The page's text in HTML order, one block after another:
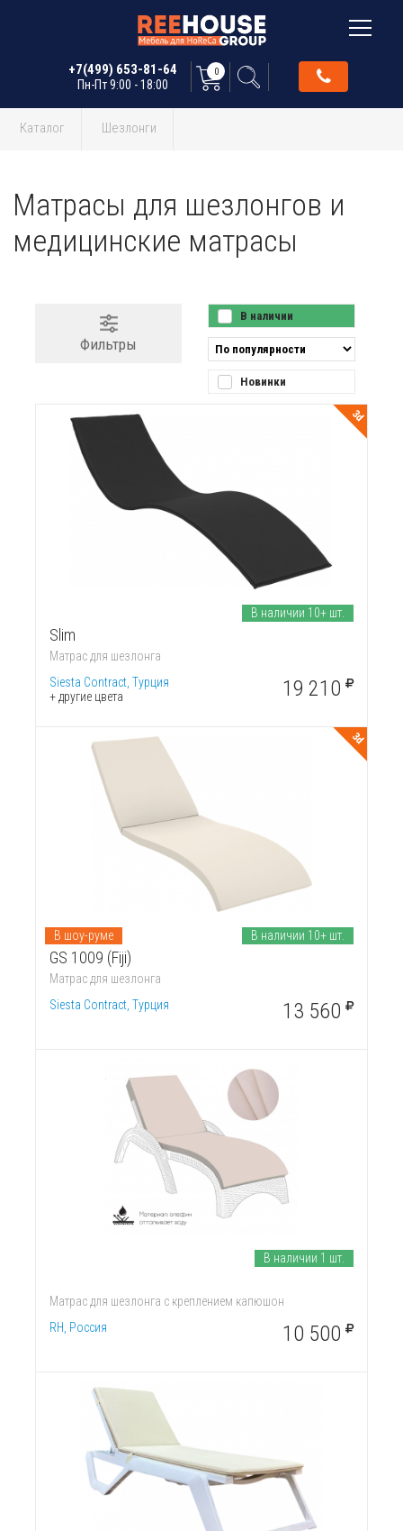
+7(499) 653-81-64
Пн-Пт 9:00 - 18:00
0
Каталог Шезлонги
Матрасы для шезлонгов и
медицинские матрасы
Фильтры
В наличии
Новинки
3d
Slim
Матрас для шезлонга
Siesta Contract, Турция
+ другие цвета
В наличии 10+ шт.
19 210
3d
GS 1009 (Fiji)
Матрас для шезлонга
Siesta Contract, Турция
В шоу-руме В наличии 10+ шт.
13 560
Матрас для шезлонга с креплением капюшон
RH, Россия
В наличии 1 шт.
10 500